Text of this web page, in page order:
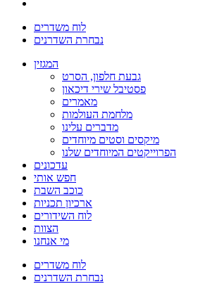
לוח משדרים
נבחרת השדרנים
המגזין
גבעת חלפון, הסרט
פסטיבל שירי דיכאון
מאמרים
מלחמת העולמות
מדברים עלינו
מיקסים וסטים מיוחדים
הפרוייקטים המיוחדים שלנו
עדכונים
חפש אותי
כוכב השבת
ארכיון תכניות
לוח השידורים
הצוות
מי אנחנו
לוח משדרים
נבחרת השדרנים